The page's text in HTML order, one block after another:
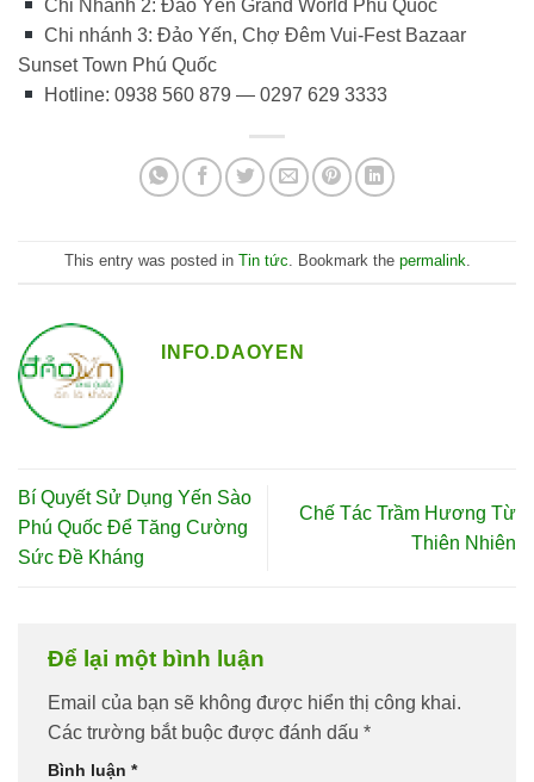
Chi Nhánh 2: Đảo Yến Grand World Phú Quốc
Chi nhánh 3: Đảo Yến, Chợ Đêm Vui-Fest Bazaar
Sunset Town Phú Quốc
Hotline: 0938 560 879 — 0297 629 3333
This entry was posted in Tin tức. Bookmark the permalink.
INFO.DAOYEN
Bí Quyết Sử Dụng Yến Sào
Phú Quốc Để Tăng Cường
Sức Đề Kháng
Chế Tác Trầm Hương Từ
Thiên Nhiên
Để lại một bình luận
Email của bạn sẽ không được hiển thị công khai.
Các trường bắt buộc được đánh dấu *
Bình luận *